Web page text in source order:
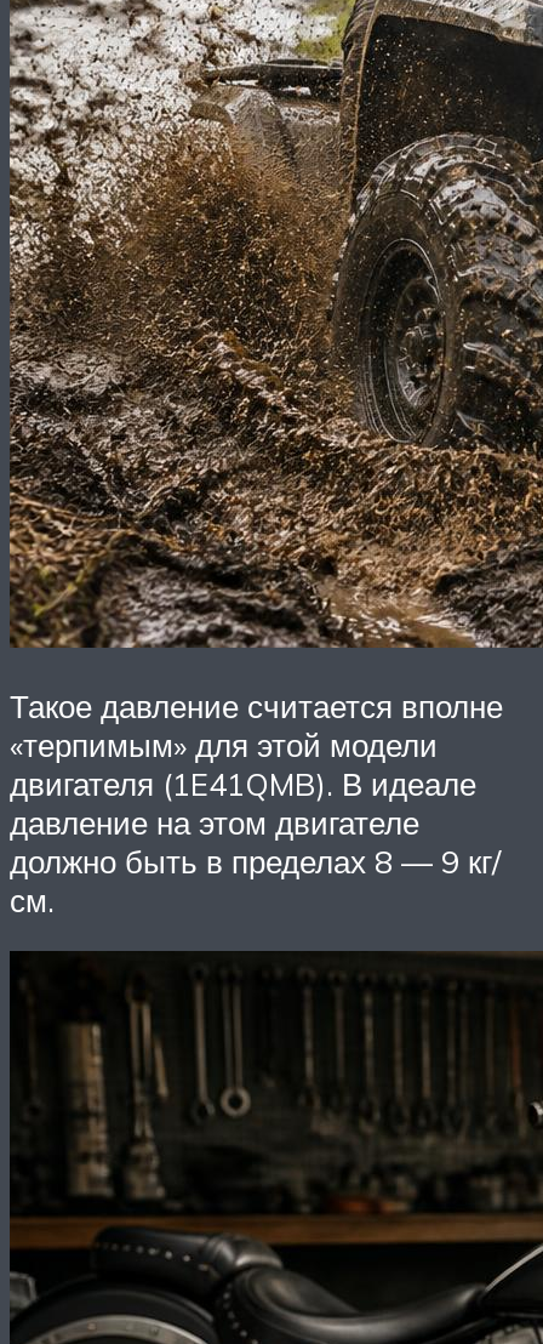
Такое давление считается вполне
«терпимым» для этой модели
двигателя (1E41QMB). В идеале
давление на этом двигателе
должно быть в пределах 8 — 9 кг/
см.